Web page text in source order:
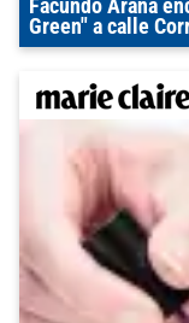
Facundo Arana
Green" a calle